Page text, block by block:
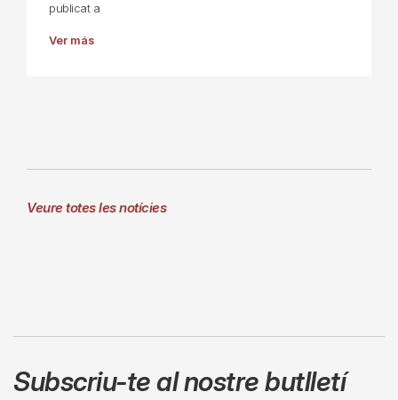
publicat a
Ver más
Veure totes les notícies
Subscriu-te al nostre butlletí